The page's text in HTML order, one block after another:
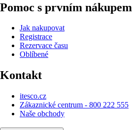
Pomoc s prvním nákupem
Jak nakupovat
Registrace
Rezervace času
Oblíbené
Kontakt
itesco.cz
Zákaznické centrum - 800 222 555
Naše obchody